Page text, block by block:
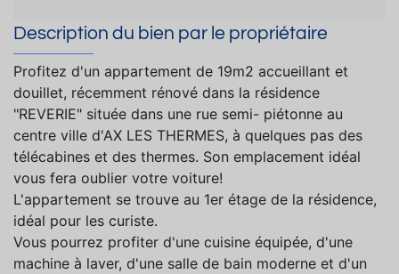
Description du bien par le propriétaire
Profitez d'un appartement de 19m2 accueillant et
douillet, récemment rénové dans la résidence
"REVERIE" située dans une rue semi- piétonne au
centre ville d'AX LES THERMES, à quelques pas des
télécabines et des thermes. Son emplacement idéal
vous fera oublier votre voiture!
L'appartement se trouve au 1er étage de la résidence,
idéal pour les curiste.
Vous pourrez profiter d'une cuisine équipée, d'une
machine à laver, d'une salle de bain moderne et d'un